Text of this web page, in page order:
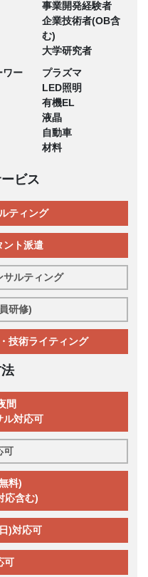
事業開発経験者
企業技術者(OB含
む)
大学研究者
ワー
プラズマ
LED照明
有機EL
液晶
自動車
材料
ビス
ティング
ント派遣
サルティング
研修)
技術ライティング
間
ル対応可
可
料)
応含む)
)対応可
可